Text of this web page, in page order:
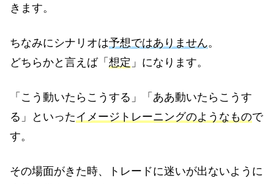
きます。
ちなみにシナリオは予想ではありません。
どちらかと言えば「 想定 」になります。
「こう動いたらこうする」「ああ動いたらこうす
る」といった イメージトレーニングのようなもので
す。
その場面がきた時、トレードに迷いが出ないように